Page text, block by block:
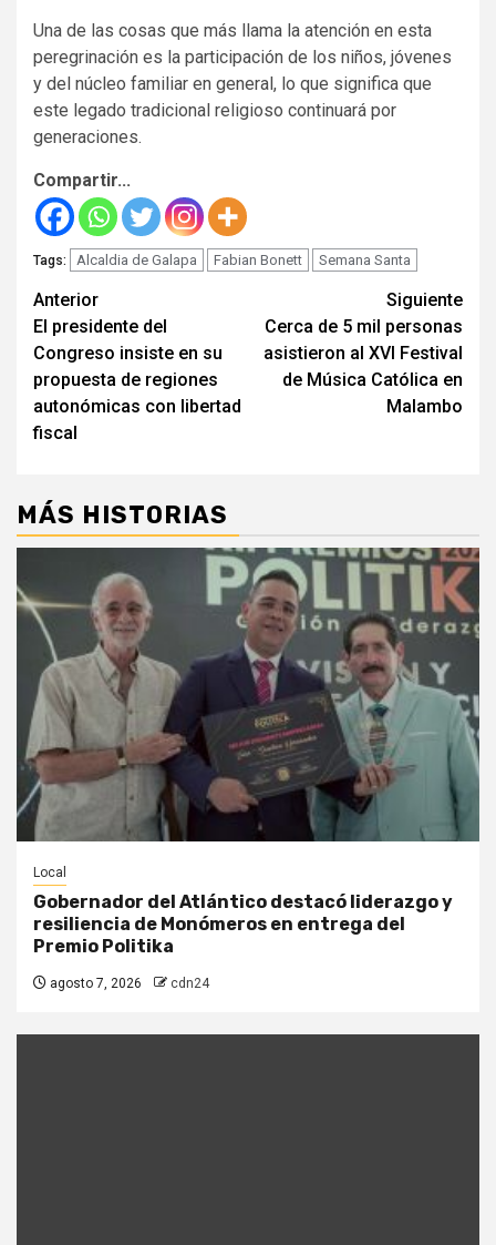
Una de las cosas que más llama la atención en esta
peregrinación es la participación de los niños, jóvenes
y del núcleo familiar en general, lo que significa que
este legado tradicional religioso continuará por
generaciones.
Compartir...
Tags: Alcaldia de Galapa Fabian Bonett Semana Santa
Seguir
leyendo
Anterior
El presidente del
Congreso insiste en su
propuesta de regiones
autonómicas con libertad
fiscal
Siguiente
Cerca de 5 mil personas
asistieron al XVI Festival
de Música Católica en
Malambo
MÁS HISTORIAS
Local
Gobernador del Atlántico destacó liderazgo y
resiliencia de Monómeros en entrega del
Premio Politika
agosto 7, 2026 cdn24